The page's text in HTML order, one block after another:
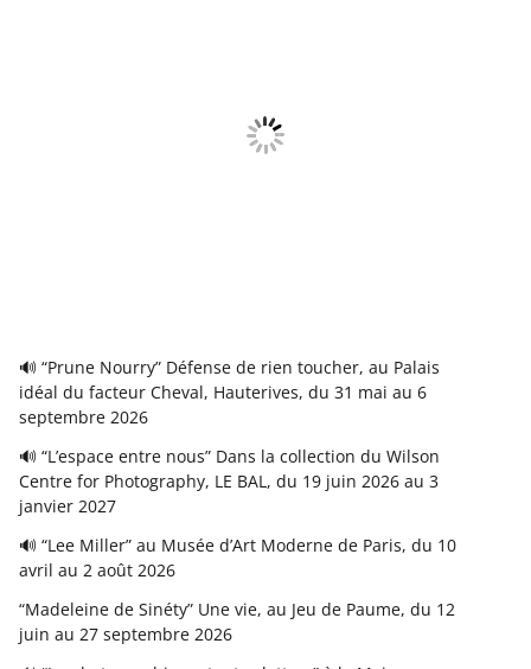
🔊 “Prune Nourry” Défense de rien toucher, au Palais
idéal du facteur Cheval, Hauterives, du 31 mai au 6
septembre 2026
🔊 “L’espace entre nous” Dans la collection du Wilson
Centre for Photography, LE BAL, du 19 juin 2026 au 3
janvier 2027
🔊 “Lee Miller” au Musée d’Art Moderne de Paris, du 10
avril au 2 août 2026
“Madeleine de Sinéty” Une vie, au Jeu de Paume, du 12
juin au 27 septembre 2026